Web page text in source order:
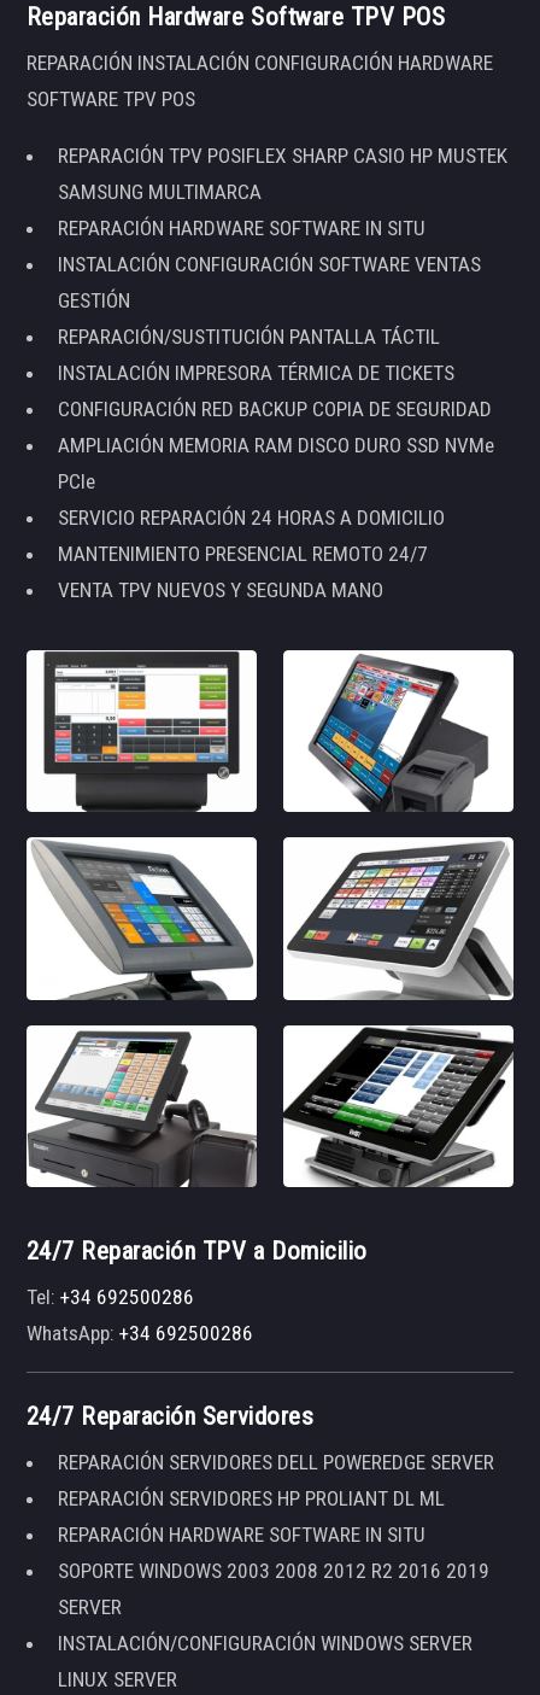
Reparación Hardware Software TPV POS
REPARACIÓN INSTALACIÓN CONFIGURACIÓN HARDWARE
SOFTWARE TPV POS
REPARACIÓN TPV POSIFLEX SHARP CASIO HP MUSTEK
SAMSUNG MULTIMARCA
REPARACIÓN HARDWARE SOFTWARE IN SITU
INSTALACIÓN CONFIGURACIÓN SOFTWARE VENTAS
GESTIÓN
REPARACIÓN/SUSTITUCIÓN PANTALLA TÁCTIL
INSTALACIÓN IMPRESORA TÉRMICA DE TICKETS
CONFIGURACIÓN RED BACKUP COPIA DE SEGURIDAD
AMPLIACIÓN MEMORIA RAM DISCO DURO SSD NVMe
PCIe
SERVICIO REPARACIÓN 24 HORAS A DOMICILIO
MANTENIMIENTO PRESENCIAL REMOTO 24/7
VENTA TPV NUEVOS Y SEGUNDA MANO
24/7 Reparación TPV a Domicilio
Tel:+34 692500286
WhatsApp:+34 692500286
24/7 Reparación Servidores
REPARACIÓN SERVIDORES DELL POWEREDGE SERVER
REPARACIÓN SERVIDORES HP PROLIANT DL ML
REPARACIÓN HARDWARE SOFTWARE IN SITU
SOPORTE WINDOWS 2003 2008 2012 R2 2016 2019
SERVER
INSTALACIÓN/CONFIGURACIÓN WINDOWS SERVER
LINUX SERVER